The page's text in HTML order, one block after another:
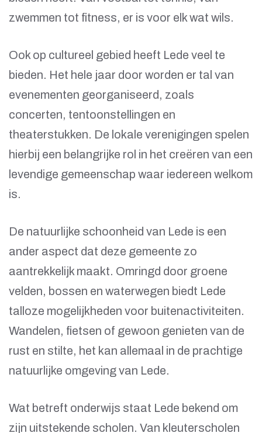
zwemmen tot fitness, er is voor elk wat wils.
Ook op cultureel gebied heeft Lede veel te
bieden. Het hele jaar door worden er tal van
evenementen georganiseerd, zoals
concerten, tentoonstellingen en
theaterstukken. De lokale verenigingen spelen
hierbij een belangrijke rol in het creëren van een
levendige gemeenschap waar iedereen welkom
is.
De natuurlijke schoonheid van Lede is een
ander aspect dat deze gemeente zo
aantrekkelijk maakt. Omringd door groene
velden, bossen en waterwegen biedt Lede
talloze mogelijkheden voor buitenactiviteiten.
Wandelen, fietsen of gewoon genieten van de
rust en stilte, het kan allemaal in de prachtige
natuurlijke omgeving van Lede.
Wat betreft onderwijs staat Lede bekend om
zijn uitstekende scholen. Van kleuterscholen